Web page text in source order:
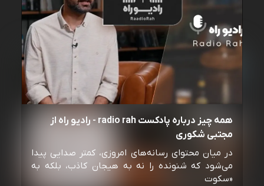
همه چیز درباره پادکست radio rah - رادیو راه از
مجتبی شکوری
در میان محتوای رسانه‌های امروزی، کمتر صدایی پیدا
می‌شود که شنونده را نه به هیجان کاذب، بلکه به
«سکوت